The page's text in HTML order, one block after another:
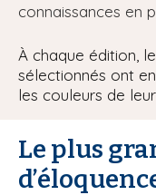
connaissances en
À chaque édition,
sélectionnés ont
les couleurs de
Le plus